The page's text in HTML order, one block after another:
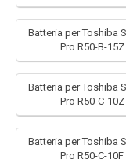
Batteria per Toshiba
Pro R50-B-15Z
Batteria per Toshiba
Pro R50-C-10Z
Batteria per Toshiba
Pro R50-C-10F